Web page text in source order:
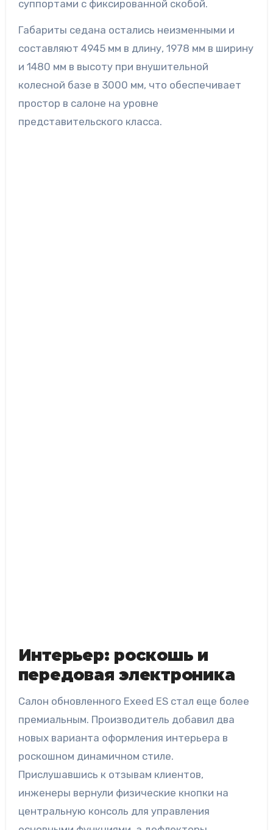
суппортами с фиксированной скобой.
Габариты седана остались неизменными и
составляют 4945 мм в длину, 1978 мм в ширину
и 1480 мм в высоту при внушительной
колесной базе в 3000 мм, что обеспечивает
простор в салоне на уровне
представительского класса.
Интерьер: роскошь и
передовая электроника
Салон обновленного Exeed ES стал еще более
премиальным. Производитель добавил два
новых варианта оформления интерьера в
роскошном динамичном стиле.
Прислушавшись к отзывам клиентов,
инженеры вернули физические кнопки на
центральную консоль для управления